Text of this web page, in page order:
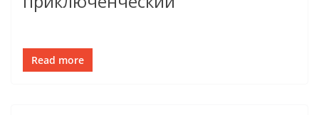
Read more